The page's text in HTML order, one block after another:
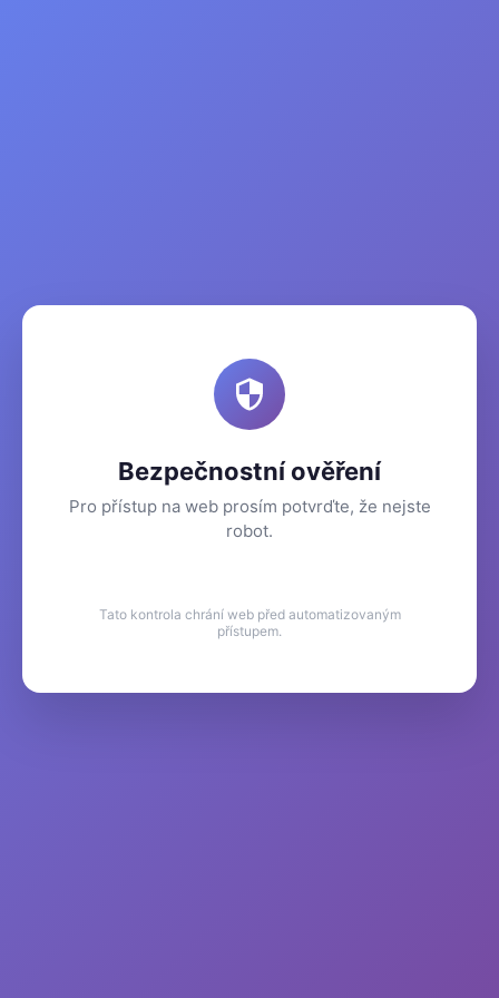
Bezpečnostní ověření
Pro přístup na web prosím potvrďte, že nejste
robot.
Tato kontrola chrání web před automatizovaným
přístupem.